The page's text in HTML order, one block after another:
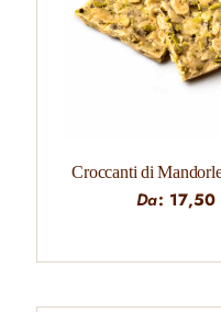
Croccanti di
Da: 17,50